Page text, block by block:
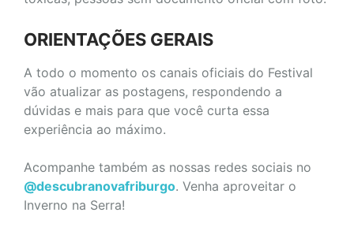
ORIENTAÇÕES GERAIS
A todo o momento os canais oficiais do Festival
vão atualizar as postagens, respondendo a
dúvidas e mais para que você curta essa
experiência ao máximo.
Acompanhe também as nossas redes sociais no
@descubranovafriburgo. Venha aproveitar o
Inverno na Serra!